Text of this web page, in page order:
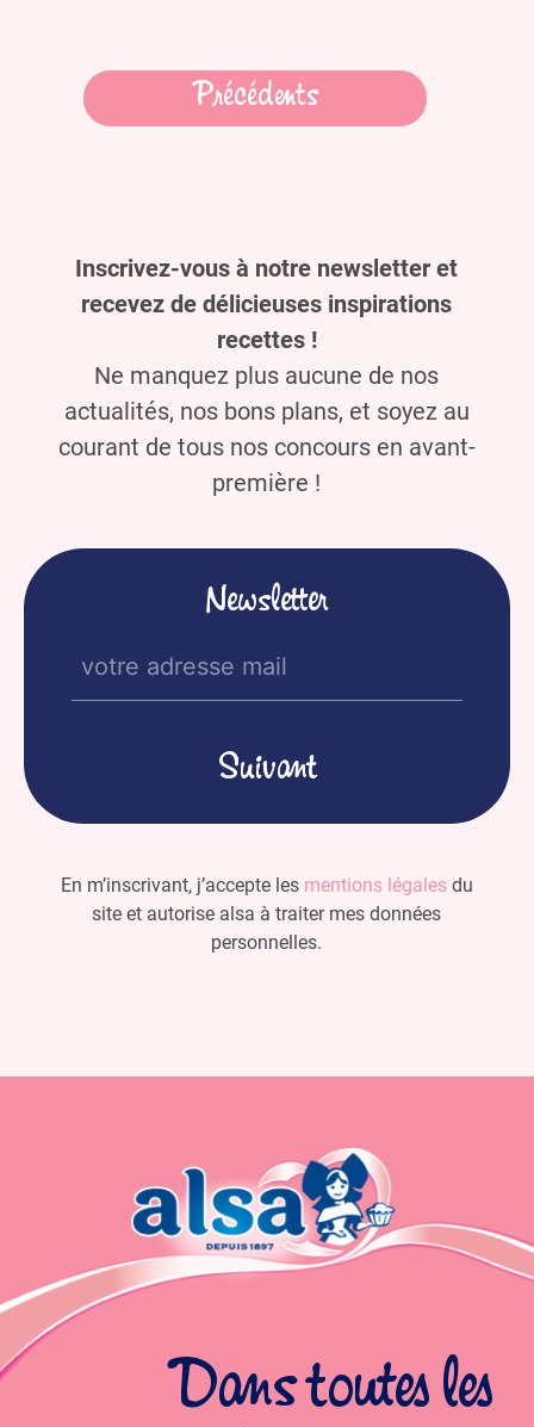
NavigationPrécédents
Inscrivez-vous à notre newsletter et
recevez de délicieuses inspirations
recettes !
Ne manquez plus aucune de nos
actualités, nos bons plans, et soyez au
courant de tous nos concours en avant-
première !
Newsletter
E-
mail
En m’inscrivant, j’accepte les mentions légalesdu
site et autorise alsa à traiter mes données
personnelles.
Dans toutes les